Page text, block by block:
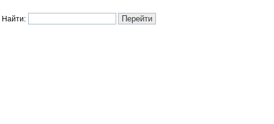
Найти: